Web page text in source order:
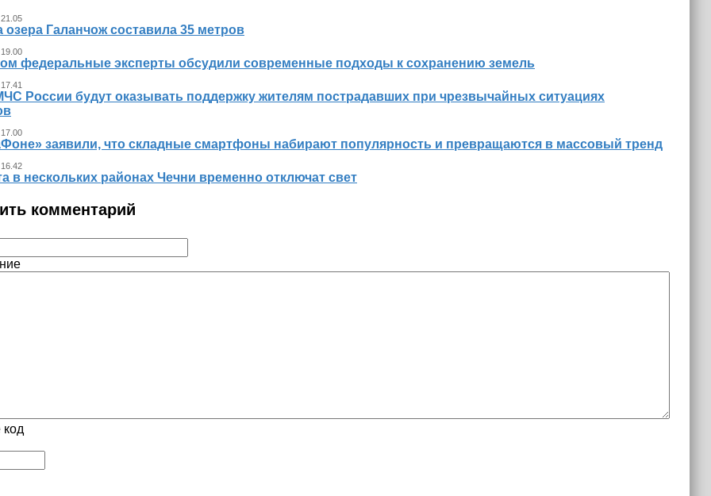
озера Галанчож составила 35 метров
федеральные эксперты обсудили современные подходы к сохранению земель
России будут оказывать поддержку жителям пострадавших при чрезвычайных ситуациях
заявили, что складные смартфоны набирают популярность и превращаются в массовый тренд
в нескольких районах Чечни временно отключат свет
комментарий
код